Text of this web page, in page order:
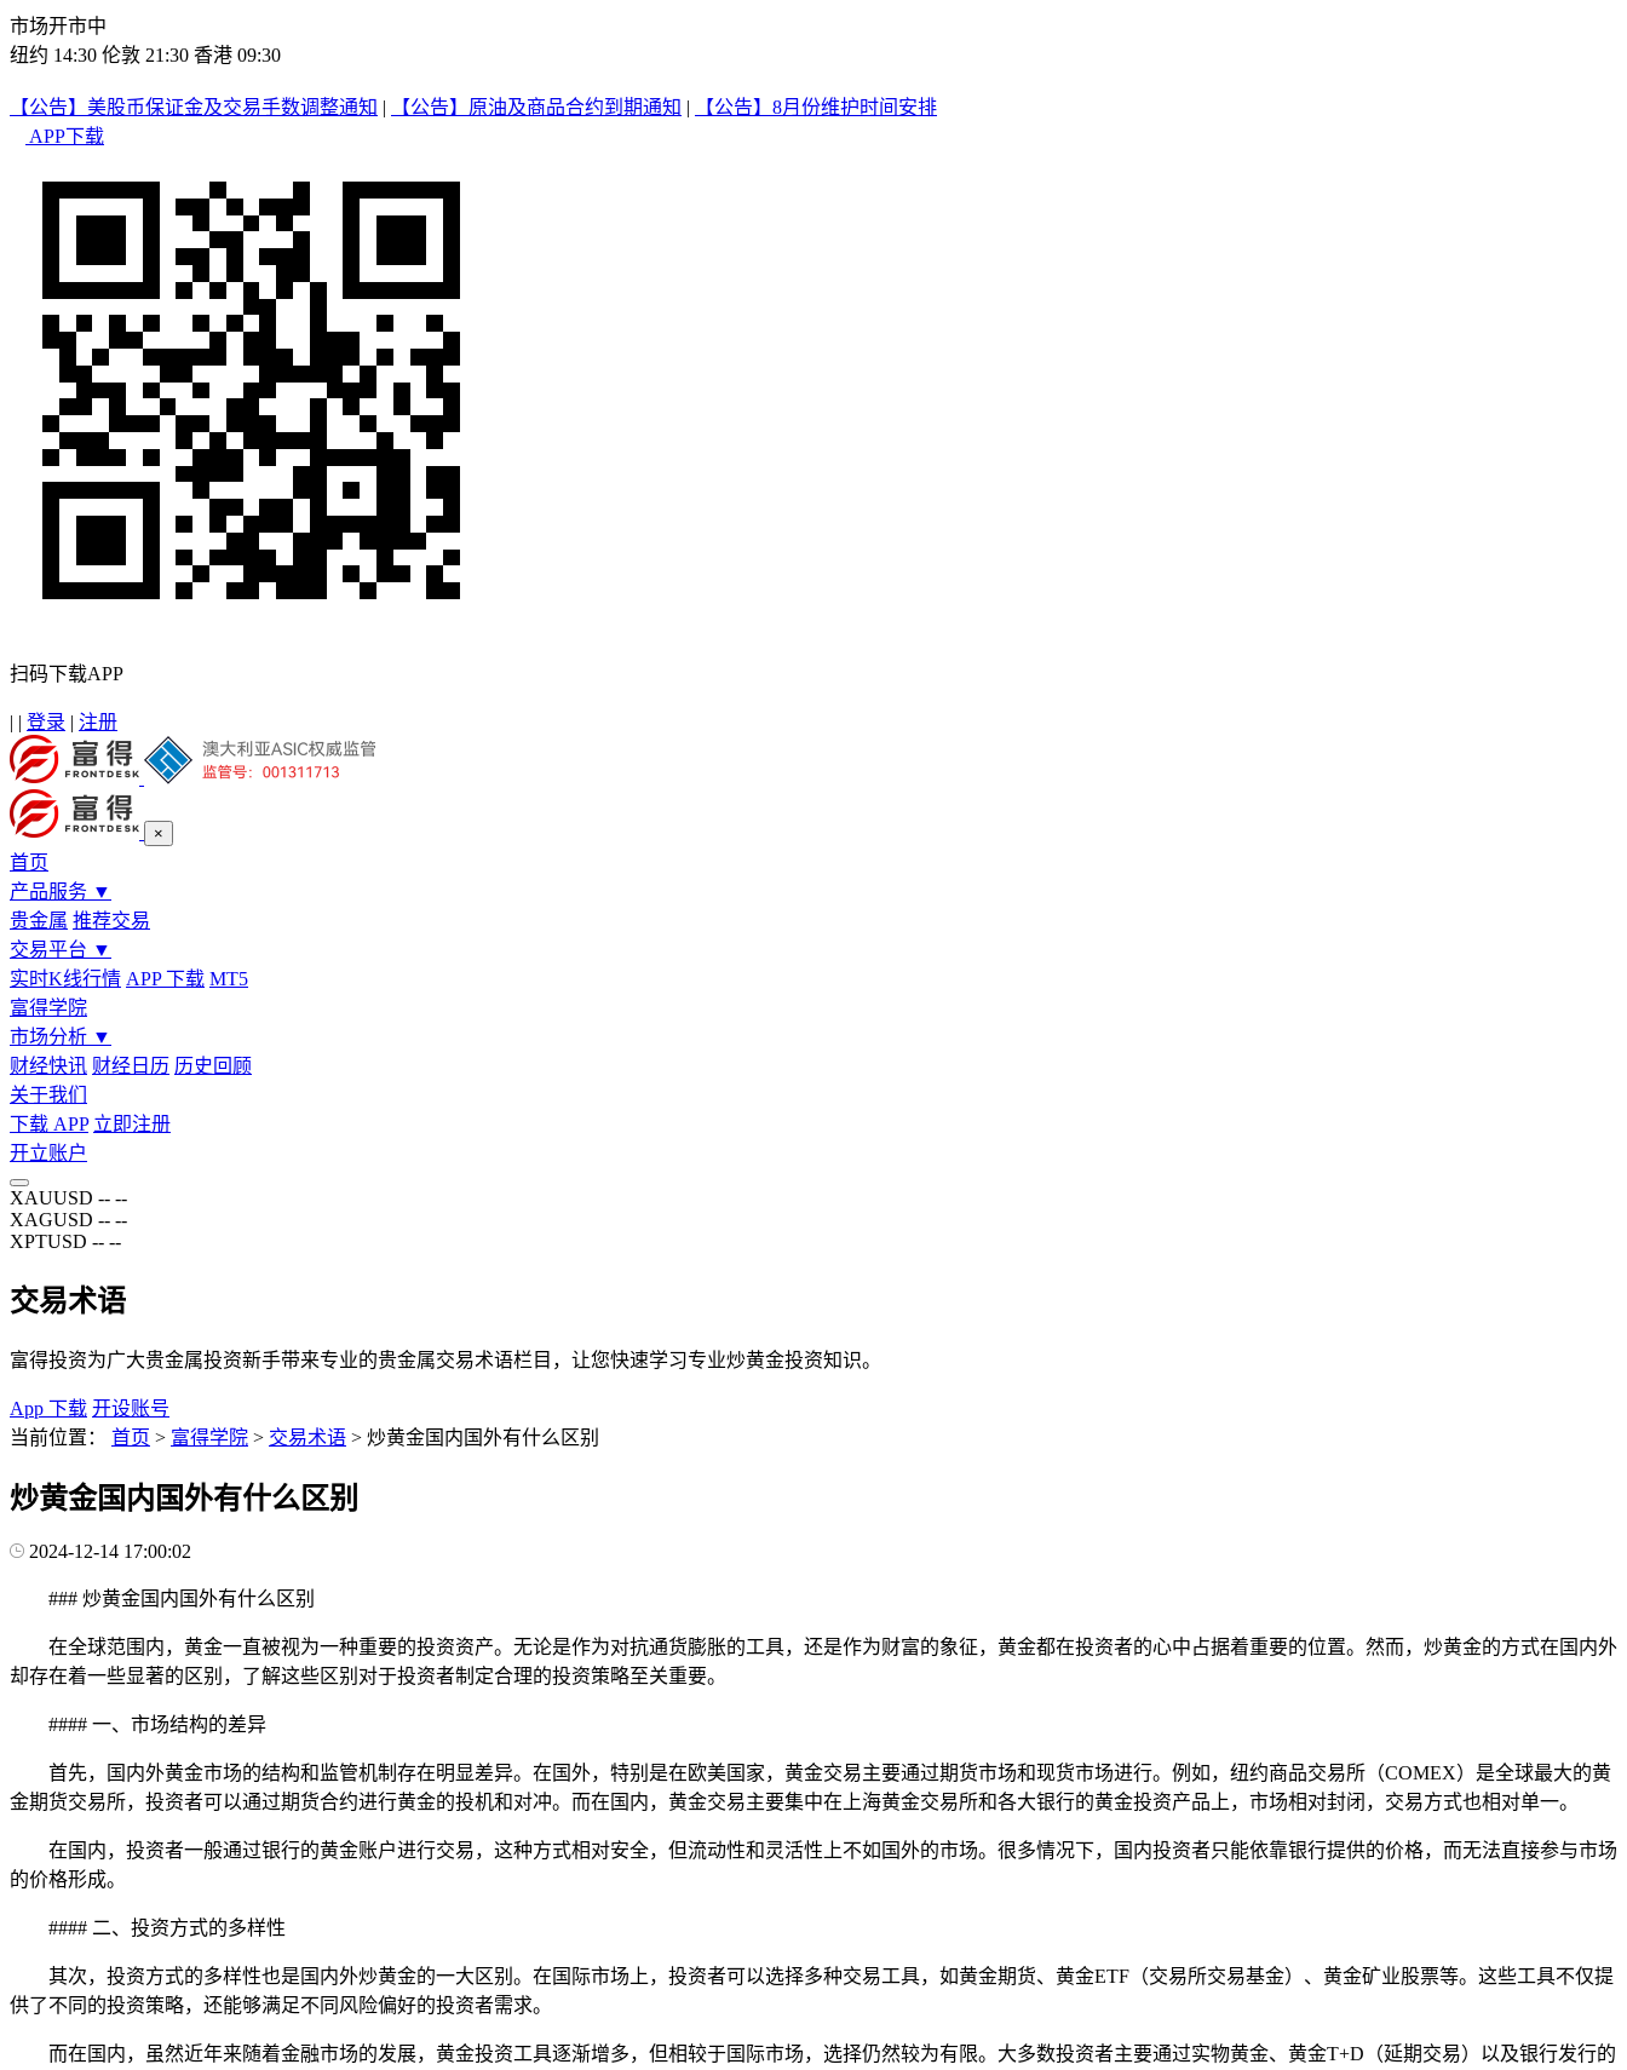
市场开市中
纽约 14:30 伦敦 21:30 香港 09:30
【公告】美股币保证金及交易手数调整通知 | 【公告】原油及商品合约到期通知 |
【公告】8月份维护时间安排
APP下载
扫码下载APP
| | 登录 | 注册
×
首页
产品服务 ▼
贵金属 推荐交易
交易平台 ▼
实时K线行情 APP 下载 MT5
富得学院
市场分析 ▼
财经快讯 财经日历 历史回顾
关于我们
下载 APP 立即注册
开立账户
XAUUSD -- --
XAGUSD -- --
XPTUSD -- --
交易术语
富得投资为广大贵金属投资新手带来专业的贵金属交易术语栏目，让您快速学习专业炒黄金投资知识。
App 下载 开设账号
当前位置：
首页 > 富得学院 > 交易术语 > 炒黄金国内国外有什么区别
炒黄金国内国外有什么区别
2024-12-14 17:00:02
### 炒黄金国内国外有什么区别
在全球范围内，黄金一直被视为一种重要的投资资产。无论是作为对抗通货膨胀的工具，还是作为财富的象征，黄金都在投资者的心中占据着重要的位置。然而，炒黄金的方式在国内外
却存在着一些显著的区别，了解这些区别对于投资者制定合理的投资策略至关重要。
#### 一、市场结构的差异
首先，国内外黄金市场的结构和监管机制存在明显差异。在国外，特别是在欧美国家，黄金交易主要通过期货市场和现货市场进行。例如，纽约商品交易所（COMEX）是全球最大的黄
金期货交易所，投资者可以通过期货合约进行黄金的投机和对冲。而在国内，黄金交易主要集中在上海黄金交易所和各大银行的黄金投资产品上，市场相对封闭，交易方式也相对单一。
在国内，投资者一般通过银行的黄金账户进行交易，这种方式相对安全，但流动性和灵活性上不如国外的市场。很多情况下，国内投资者只能依靠银行提供的价格，而无法直接参与市场
的价格形成。
#### 二、投资方式的多样性
其次，投资方式的多样性也是国内外炒黄金的一大区别。在国际市场上，投资者可以选择多种交易工具，如黄金期货、黄金ETF（交易所交易基金）、黄金矿业股票等。这些工具不仅提
供了不同的投资策略，还能够满足不同风险偏好的投资者需求。
而在国内，虽然近年来随着金融市场的发展，黄金投资工具逐渐增多，但相较于国际市场，选择仍然较为有限。大多数投资者主要通过实物黄金、黄金T+D（延期交易）以及银行发行的